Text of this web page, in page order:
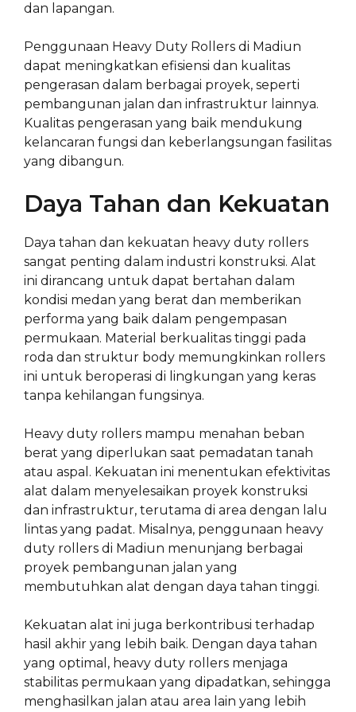
dan lapangan.
Penggunaan Heavy Duty Rollers di Madiun
dapat meningkatkan efisiensi dan kualitas
pengerasan dalam berbagai proyek, seperti
pembangunan jalan dan infrastruktur lainnya.
Kualitas pengerasan yang baik mendukung
kelancaran fungsi dan keberlangsungan fasilitas
yang dibangun.
Daya Tahan dan Kekuatan
Daya tahan dan kekuatan heavy duty rollers
sangat penting dalam industri konstruksi. Alat
ini dirancang untuk dapat bertahan dalam
kondisi medan yang berat dan memberikan
performa yang baik dalam pengempasan
permukaan. Material berkualitas tinggi pada
roda dan struktur body memungkinkan rollers
ini untuk beroperasi di lingkungan yang keras
tanpa kehilangan fungsinya.
Heavy duty rollers mampu menahan beban
berat yang diperlukan saat pemadatan tanah
atau aspal. Kekuatan ini menentukan efektivitas
alat dalam menyelesaikan proyek konstruksi
dan infrastruktur, terutama di area dengan lalu
lintas yang padat. Misalnya, penggunaan heavy
duty rollers di Madiun menunjang berbagai
proyek pembangunan jalan yang
membutuhkan alat dengan daya tahan tinggi.
Kekuatan alat ini juga berkontribusi terhadap
hasil akhir yang lebih baik. Dengan daya tahan
yang optimal, heavy duty rollers menjaga
stabilitas permukaan yang dipadatkan, sehingga
menghasilkan jalan atau area lain yang lebih